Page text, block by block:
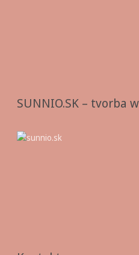
SUNNIO.SK – tvorba